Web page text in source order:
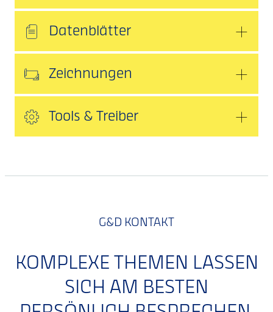
Datenblätter
Zeichnungen
Tools & Treiber
G&D KONTAKT
KOMPLEXE THEMEN LASSEN
SICH AM BESTEN